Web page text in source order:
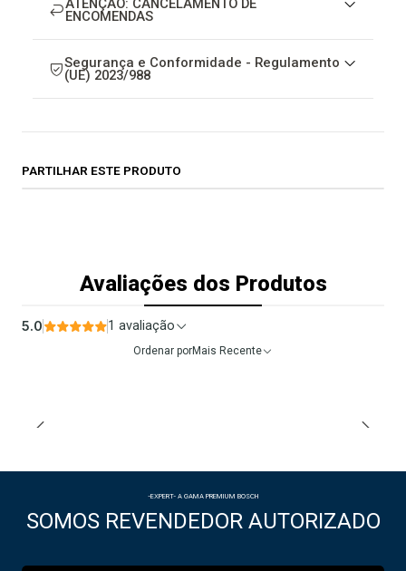
ATENÇÃO: CANCELAMENTO DE
ENCOMENDAS
Segurança e Conformidade - Regulamento
(UE) 2023/988
PARTILHAR ESTE PRODUTO
Avaliações dos Produtos
5.0 1 avaliação
Ordenar porMais Recente
-EXPERT- A GAMA PREMIUM BOSCH
SOMOS REVENDEDOR AUTORIZADO